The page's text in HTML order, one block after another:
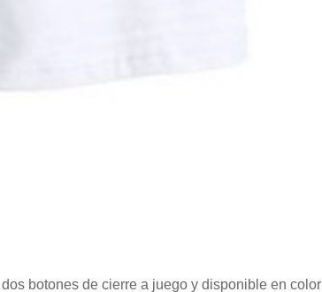
botones de cierre a juego y disponible en color